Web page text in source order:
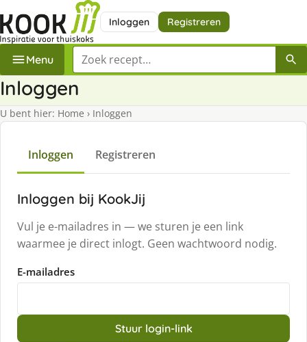
Inloggen Registreren
Menu Zoek een recept
Inloggen
U bent hier: Home › Inloggen
Inloggen Registreren
Inloggen bij KookJij
Vul je e-mailadres in — we sturen je een link
waarmee je direct inlogt. Geen wachtwoord nodig.
E-mailadres
Stuur login-link